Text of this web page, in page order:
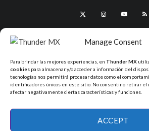
Manage Consent
Para brindar las mejores experiencias, en Thunder MX
cookies para almacenar y/o acceder a información del
tecnologías nos permitirá procesar datos como el
identificadores únicos en este sitio. No consentir o retirar
afectar negativamente ciertas características y funciones.
ACCEPT